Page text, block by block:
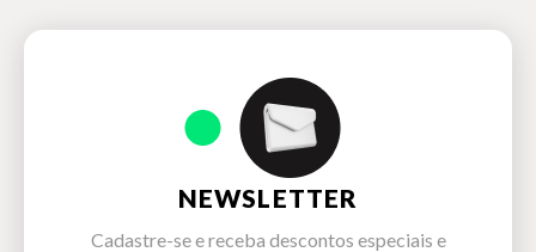
NEWSLETTER
Cadastre-se e receba descontos especiais e